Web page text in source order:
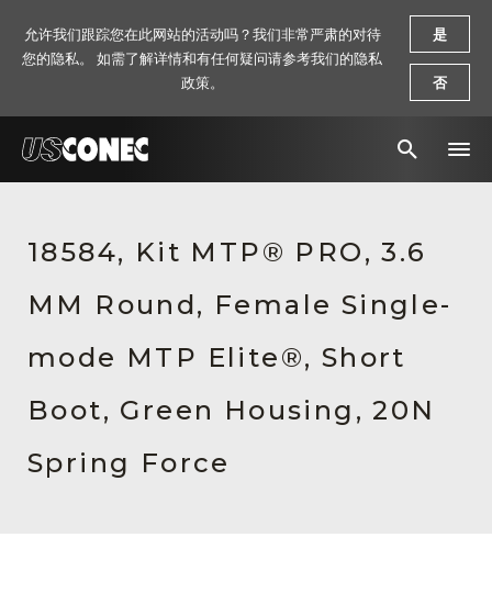
解决方案
产品
资源
关于我们
18584, Kit MTP® PRO, 3.6
MM Round, Female Single-
mode MTP Elite®, Short
Boot, Green Housing, 20N
Spring Force
允许我们跟踪您在此网站的活动吗？我们非常严肃的对待
您的隐私。 如需了解详情和有任何疑问请参考我们的隐私
政策。
是
否